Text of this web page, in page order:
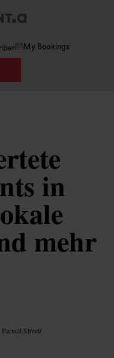
My Bookings
in
mehr
Street/